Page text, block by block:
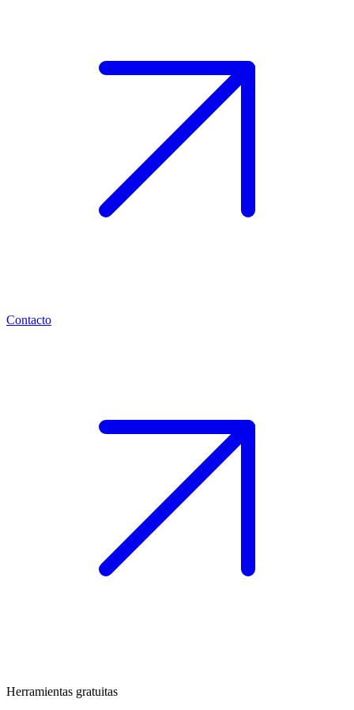
Contacto
Herramientas gratuitas